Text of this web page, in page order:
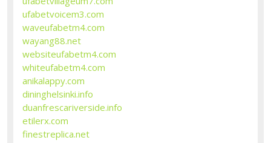
ufabetvoicem3.com
waveufabetm4.com
wayang88.net
websiteufabetm4.com
whiteufabetm4.com
anikalappy.com
dininghelsinki.info
duanfrescariverside.info
etilerx.com
finestreplica.net